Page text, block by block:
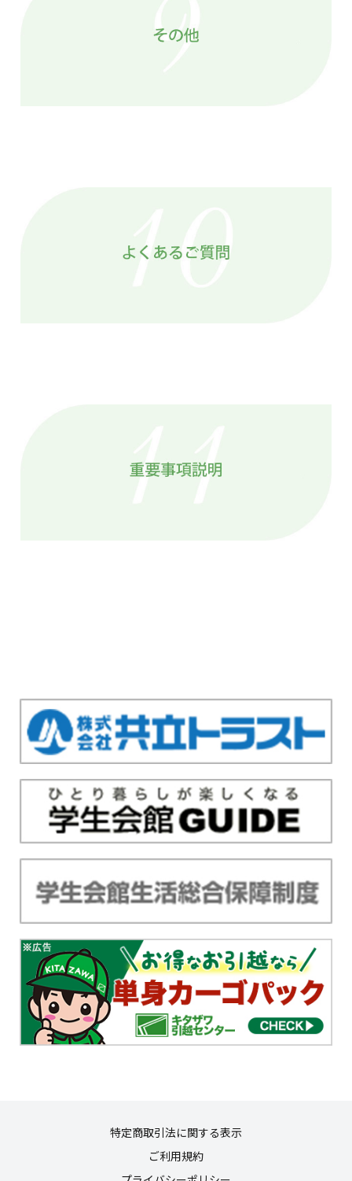
特定商取引法に関する表示
ご利用規約